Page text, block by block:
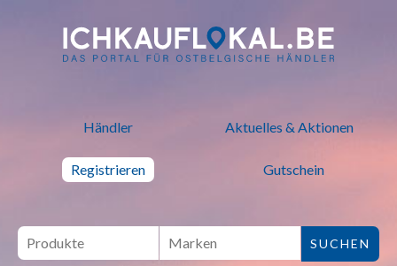
ich kauf lokal - Bei lokalen
Händler Aktuelles & Aktionen
Registrieren Gutschein